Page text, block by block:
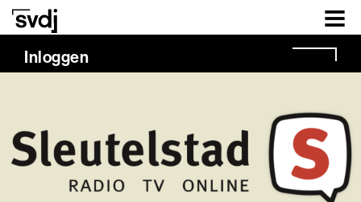
Naar hoofdinhoud
Inloggen